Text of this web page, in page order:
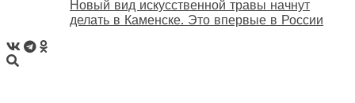
Новый вид искусственной травы начнут
делать в Каменске. Это впервые в России